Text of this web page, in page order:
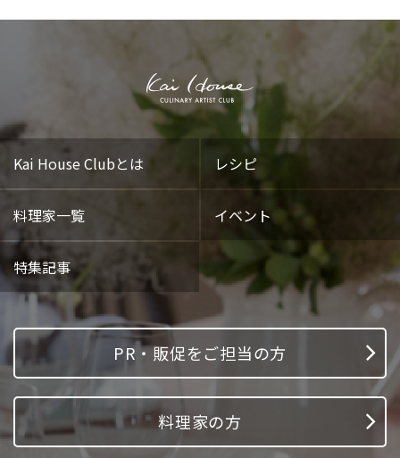
Kai House Clubとは レシピ
料理家一覧 イベント
特集記事
PR・販促をご担当の方
料理家の方